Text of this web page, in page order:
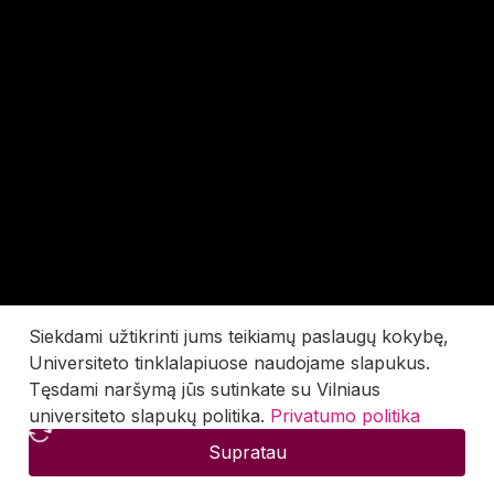
Siekdami užtikrinti jums teikiamų paslaugų kokybę,
Universiteto tinklalapiuose naudojame slapukus.
Tęsdami naršymą jūs sutinkate su Vilniaus
universiteto slapukų politika. Privatumo politika
Supratau